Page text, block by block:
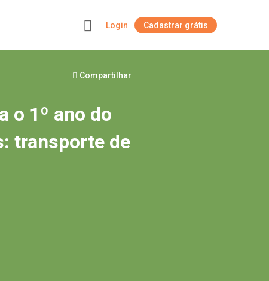
Login Cadastrar grátis
Compartilhar
o 1º ano do
transporte de